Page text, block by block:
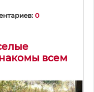
0
всем